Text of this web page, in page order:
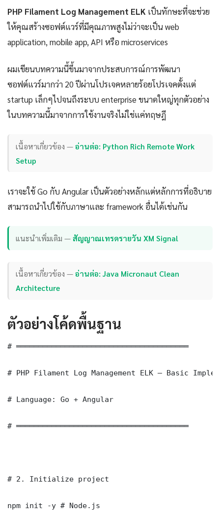
PHP Filament Log Management ELK เป็นทักษะที่จะช่วย
ให้คุณสร้างซอฟต์แวร์ที่มีคุณภาพสูงไม่ว่าจะเป็น web
application, mobile app, API หรือ microservices
ผมเขียนบทความนี้ขึ้นมาจากประสบการณ์การพัฒนา
ซอฟต์แวร์มากว่า 20 ปีผ่านโปรเจคหลายร้อยโปรเจคตั้งแต่
startup เล็กๆไปจนถึงระบบ enterprise ขนาดใหญ่ทุกตัวอย่าง
ในบทความนี้มาจากการใช้งานจริงไม่ใช่แค่ทฤษฎี
เนื้อหาเกี่ยวข้อง —อ่านต่อ: Python Rich Remote Work
Setup
เราจะใช้ Go กับ Angular เป็นตัวอย่างหลักแต่หลักการที่อธิบาย
สามารถนำไปใช้กับภาษาและ framework อื่นได้เช่นกัน
แนะนำเพิ่มเติม —สัญญาณเทรดรายวัน XM Signal
เนื้อหาเกี่ยวข้อง —อ่านต่อ: Java Micronaut Clean
Architecture
ตัวอย่างโค้ดพื้นฐาน
# ═══════════════════════════════════════
# PHP Filament Log Management ELK — Basic
# Language: Go + Angular
# ═══════════════════════════════════════
# 2. Initialize project
npm init -y # Node.js